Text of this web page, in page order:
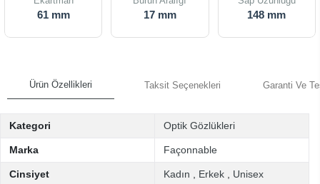
61 mm 17 mm 148 mm
Ürün Özellikleri Taksit Seçenekleri Garanti Ve
Kategori Optik Gözlükleri
Marka Façonnable
Cinsiyet Kadın Erkek Unisex